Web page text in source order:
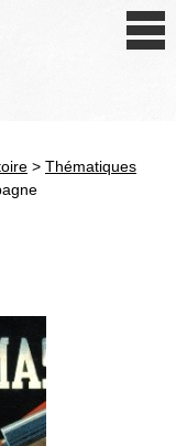
> Thématiques